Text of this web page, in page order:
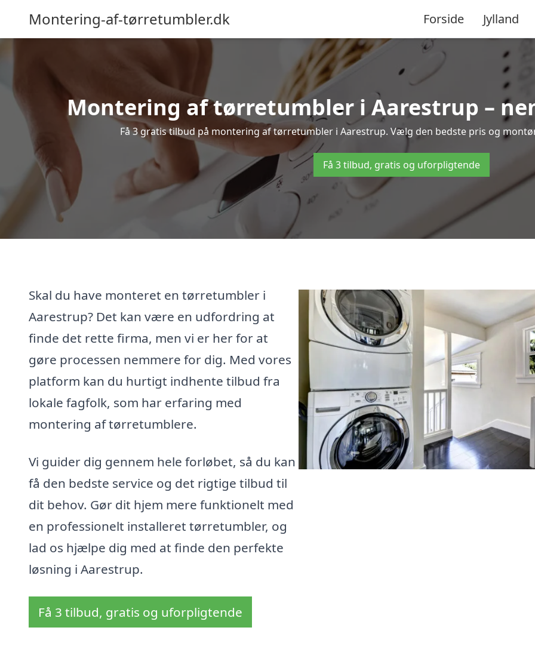
Montering-af-tørretumbler.dk Forside Jylland
Montering af tørretumbler i Aarestrup –
Få 3 gratis tilbud på montering af tørretumbler i Aarestrup. Vælg den bedste pris og
Få 3 tilbud, gratis og uforpligtende
Skal du have monteret en tørretumbler i
Aarestrup? Det kan være en udfordring at
finde det rette firma, men vi er her for at
gøre processen nemmere for dig. Med vores
platform kan du hurtigt indhente tilbud fra
lokale fagfolk, som har erfaring med
montering af tørretumblere.
Vi guider dig gennem hele forløbet, så du kan
få den bedste service og det rigtige tilbud til
dit behov. Gør dit hjem mere funktionelt med
en professionelt installeret tørretumbler, og
lad os hjælpe dig med at finde den perfekte
løsning i Aarestrup.
Få 3 tilbud, gratis og uforpligtende